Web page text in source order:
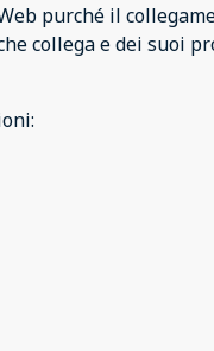
purché il
collega e dei suoi